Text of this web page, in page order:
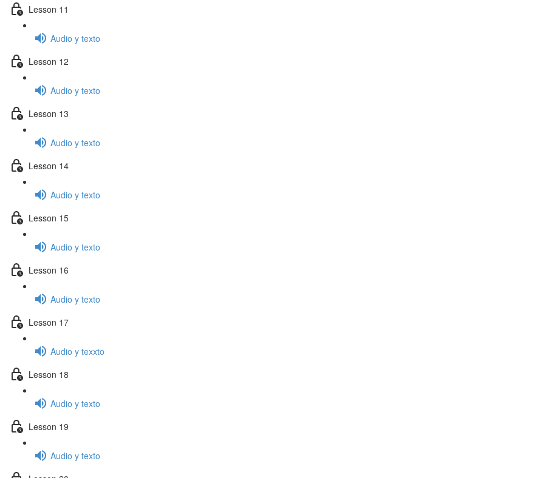
Lesson 11
Audio y texto
Lesson 12
Audio y texto
Lesson 13
Audio y texto
Lesson 14
Audio y texto
Lesson 15
Audio y texto
Lesson 16
Audio y texto
Lesson 17
Audio y texxto
Lesson 18
Audio y texto
Lesson 19
Audio y texto